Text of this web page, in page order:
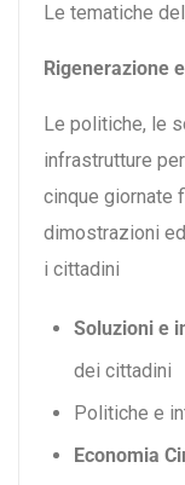
Le tematiche
Rigenerazione
Le politiche, le
infrastrutture
cinque giornate
dimostrazioni
i cittadini
Soluzioni e
dei cittadini
Politiche e
Economia